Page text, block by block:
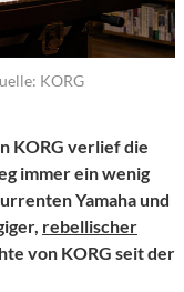
KORG
KORG verlief die
immer ein wenig
Yamaha und
rebellischer
von KORG seit der